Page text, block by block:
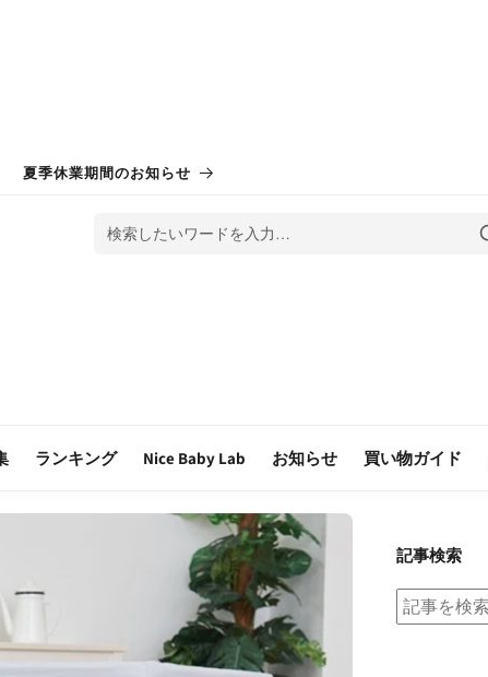
夏季休業期間のお知らせ
検索したいワードを入力…
ランキング Nice Baby Lab お知らせ 買い物ガイド
記事検索